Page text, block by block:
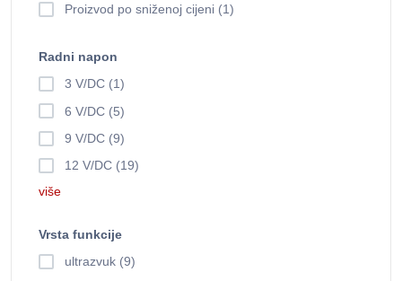
Proizvod po sniženoj cijeni (1)
Radni napon
3 V/DC (1)
6 V/DC (5)
9 V/DC (9)
12 V/DC (19)
više
Vrsta funkcije
ultrazvuk (9)